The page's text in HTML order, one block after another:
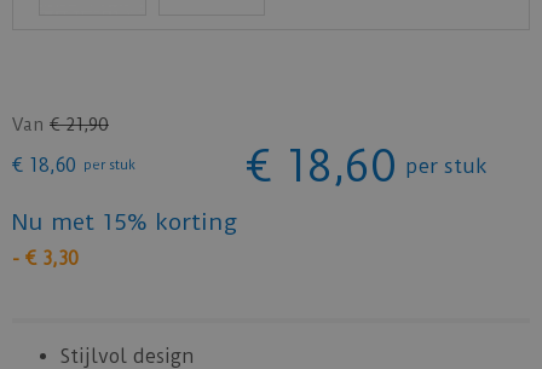
Van € 21,90
€ 18,60 per stuk € 18,60 per stuk
Nu met 15% korting
- € 3,30
Stijlvol design